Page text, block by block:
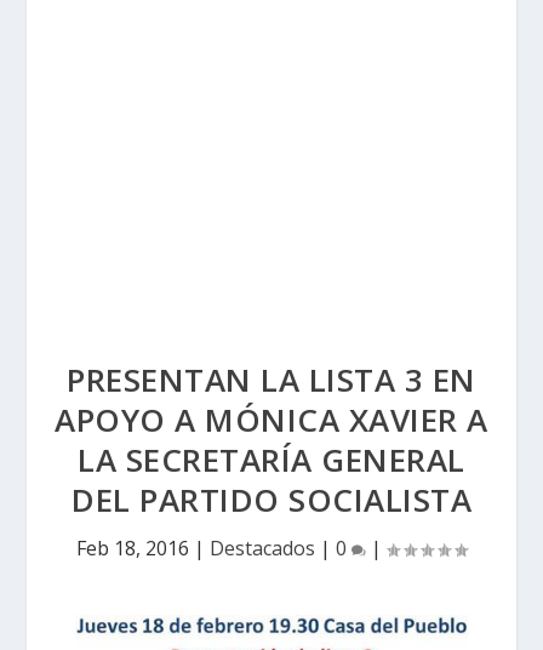
PRESENTAN LA LISTA 3 EN
APOYO A MÓNICA XAVIER A
LA SECRETARÍA GENERAL
DEL PARTIDO SOCIALISTA
Feb 18, 2016 | Destacados | 0 |